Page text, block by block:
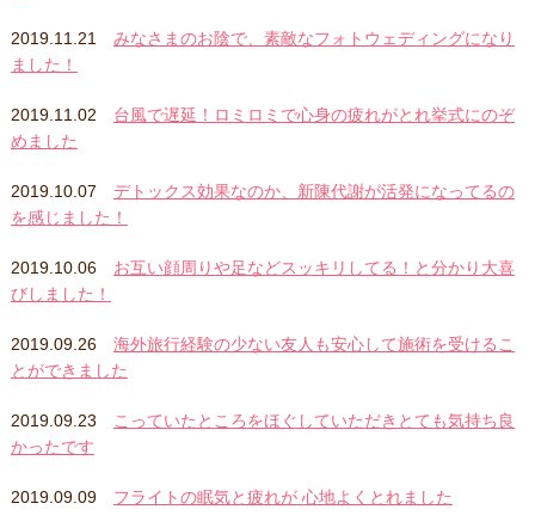
2019.11.21
みなさまのお陰で、素敵なフォトウェディングになり
ました！
2019.11.02
台風で遅延！ロミロミで心身の疲れがとれ挙式にのぞ
めました
2019.10.07
デトックス効果なのか、新陳代謝が活発になってるの
を感じました！
2019.10.06
お互い顔周りや足などスッキリしてる！と分かり大喜
びしました！
2019.09.26
海外旅行経験の少ない友人も安心して施術を受けるこ
とができました
2019.09.23
こっていたところをほぐしていただきとても気持ち良
かったです
2019.09.09 フライトの眠気と疲れが 心地よくとれました